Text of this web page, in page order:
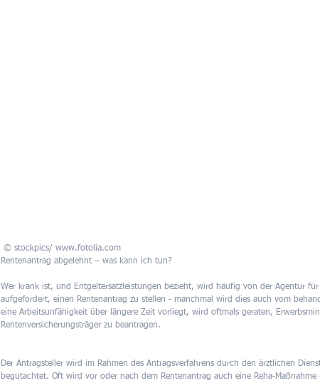
© stockpics/ www.fotolia.com
Rentenantrag abgelehnt – was kann ich tun?
Wer krank ist, und Entgeltersatzleistungen bezieht, wird häufig von der Agentur für
aufgefordert, einen Rentenantrag zu stellen - manchmal wird dies auch vom
eine Arbeitsunfähigkeit über längere Zeit vorliegt, wird oftmals geraten,
Rentenversicherungsträger zu beantragen.
Der Antragsteller wird im Rahmen des Antragsverfahrens durch den ärztlichen
begutachtet. Oft wird vor oder nach dem Rentenantrag auch eine Reha-